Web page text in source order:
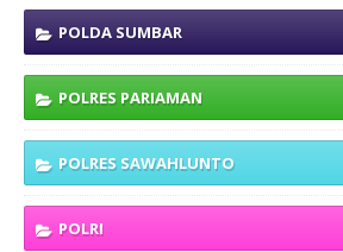
POLDA SUMBAR
POLRES PARIAMAN
POLRES SAWAHLUNTO
POLRI